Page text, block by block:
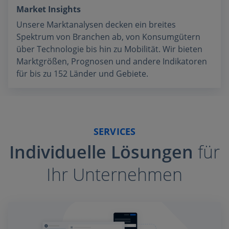
Market Insights
Unsere Marktanalysen decken ein breites
Spektrum von Branchen ab, von Konsumgütern
über Technologie bis hin zu Mobilität. Wir bieten
Marktgrößen, Prognosen und andere Indikatoren
für bis zu 152 Länder und Gebiete.
SERVICES
Individuelle Lösungen für
Ihr Unternehmen